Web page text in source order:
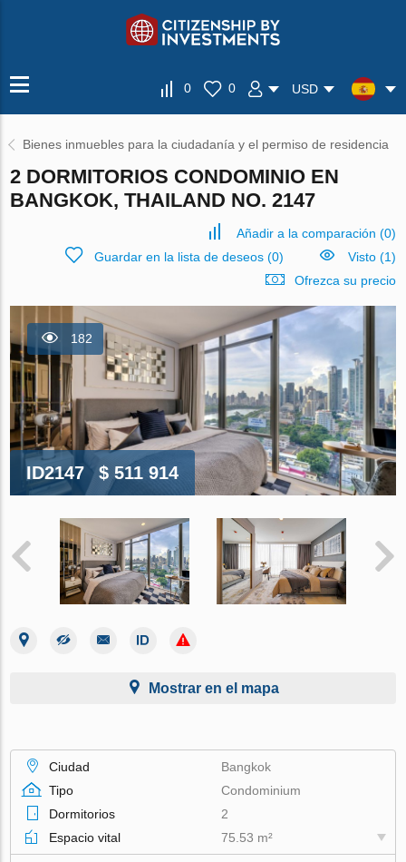
0 0 USD
Bienes inmuebles para la ciudadanía y el permiso de residencia
2 DORMITORIOS CONDOMINIO EN
BANGKOK, THAILAND NO. 2147
Añadir a la comparación (0)
Guardar en la lista de deseos(0)
Visto (1)
Ofrezca su precio
182
ID2147 $ 511 914
Mostrar en el mapa
Ciudad
Bangkok
Tipo
Condominium
Dormitorios
2
Espacio vital
75.53 m²